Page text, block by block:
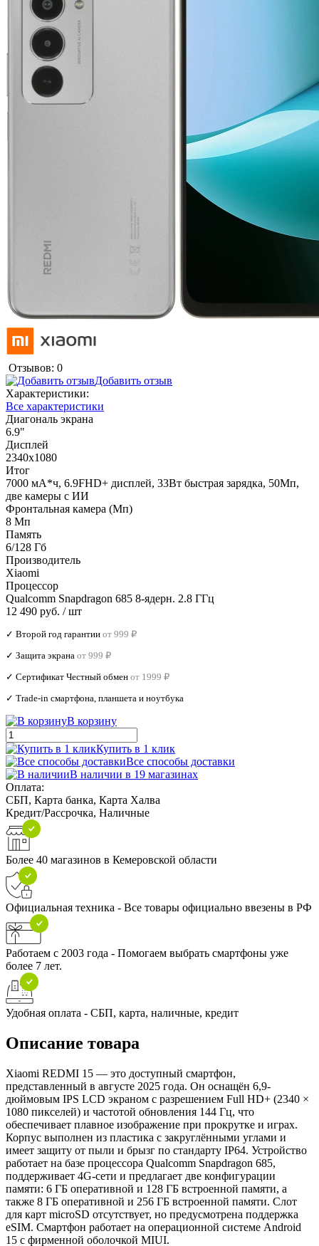
Отзывов: 0
Добавить отзыв
Характеристики:
Все характеристики
Диагональ экрана
6.9"
Дисплей
2340x1080
Итог
7000 мА*ч, 6.9FHD+ дисплей, 33Вт быстрая зарядка, 50Мп,
две камеры с ИИ
Фронтальная камера (Мп)
8 Мп
Память
6/128 Гб
Производитель
Xiaomi
Процессор
Qualcomm Snapdragon 685 8-ядерн. 2.8 ГГц
12 490 руб. / шт
✓ Второй год гарантии от 999 ₽
✓ Защита экрана от 999 ₽
✓ Сертификат Честный обмен от 1999 ₽
✓ Trade‑in смартфона, планшета и ноутбука
В корзину
Купить в 1 клик
Все способы доставки
В наличии в 19 магазинах
Оплата:
СБП, Карта банка, Карта Халва
Кредит/Рассрочка, Наличные
Более 40 магазинов в Кемеровской области
Официальная техника - Все товары официально ввезены в РФ
Работаем с 2003 года - Помогаем выбрать смартфоны уже
более 7 лет.
Удобная оплата - СБП, карта, наличные, кредит
Описание товара
Xiaomi REDMI 15 — это доступный смартфон,
представленный в августе 2025 года. Он оснащён 6,9-
дюймовым IPS LCD экраном с разрешением Full HD+ (2340 ×
1080 пикселей) и частотой обновления 144 Гц, что
обеспечивает плавное изображение при прокрутке и играх.
Корпус выполнен из пластика с закруглёнными углами и
имеет защиту от пыли и брызг по стандарту IP64. Устройство
работает на базе процессора Qualcomm Snapdragon 685,
поддерживает 4G-сети и предлагает две конфигурации
памяти: 6 ГБ оперативной и 128 ГБ встроенной памяти, а
также 8 ГБ оперативной и 256 ГБ встроенной памяти. Слот
для карт microSD отсутствует, но предусмотрена поддержка
eSIM. Смартфон работает на операционной системе Android
15 с фирменной оболочкой MIUI.